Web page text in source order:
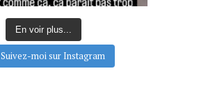
En voir plus...
Suivez-moi sur Instagram